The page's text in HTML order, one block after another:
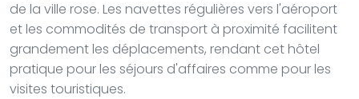
de la ville rose. Les navettes régulières vers l'aéroport
et les commodités de transport à proximité facilitent
grandement les déplacements, rendant cet hôtel
pratique pour les séjours d'affaires comme pour les
visites touristiques.